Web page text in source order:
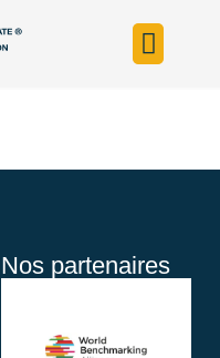
Nos partenaires